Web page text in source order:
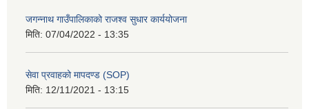
जगन्नाथ गाउँपालिकाको राजश्व सुधार कार्ययोजना
मिति: 07/04/2022 - 13:35
सेवा प्रवाहको मापदण्ड (SOP)
मिति: 12/11/2021 - 13:15